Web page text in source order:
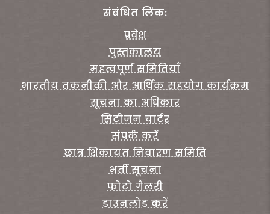
संबंधित लिंक:
प्रवेश
पुस्तकालय
महत्वपूर्ण समितियाँ
भारतीय तकनीकी और आर्थिक सहयोग कार्यक्रम
सूचना का अधिकार
सिटीजन चार्टर
संपर्क करें
छात्र शिकायत निवारण समिति
भर्ती सूचना
फोटो गैलरी
डाउनलोड करें